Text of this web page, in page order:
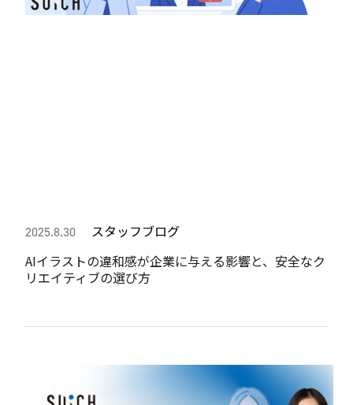
2025.8.30
スタッフブログ
AIイラストの違和感が企業に与える影響と、安全なク
リエイティブの選び方